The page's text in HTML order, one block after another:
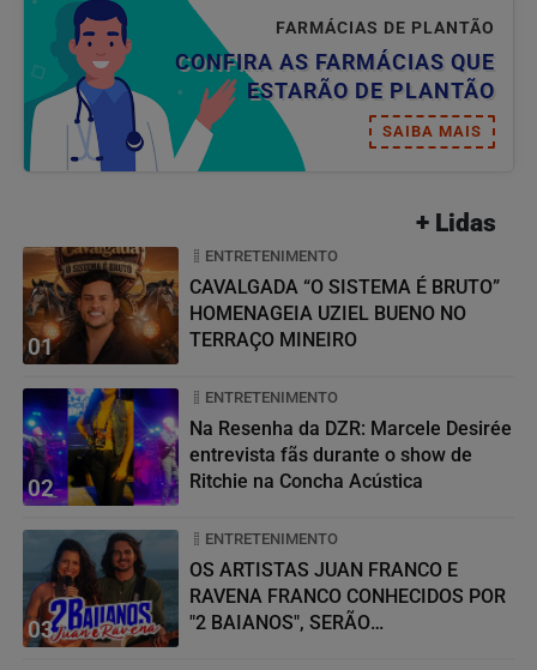
FARMÁCIAS DE PLANTÃO
CONFIRA AS FARMÁCIAS QUE
ESTARÃO DE PLANTÃO
SAIBA MAIS
+ Lidas
01
ENTRETENIMENTO
CAVALGADA “O SISTEMA É BRUTO”
HOMENAGEIA UZIEL BUENO NO
TERRAÇO MINEIRO
02
ENTRETENIMENTO
Na Resenha da DZR: Marcele Desirée
entrevista fãs durante o show de
Ritchie na Concha Acústica
03
ENTRETENIMENTO
OS ARTISTAS JUAN FRANCO E
RAVENA FRANCO CONHECIDOS POR
"2 BAIANOS", SERÃO